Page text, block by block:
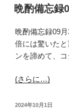
稿
日:
晩酌備忘録
晩酌備忘録09
倍には驚いた
ンを諦めて、
(さらに…)
投
2024年10月1日